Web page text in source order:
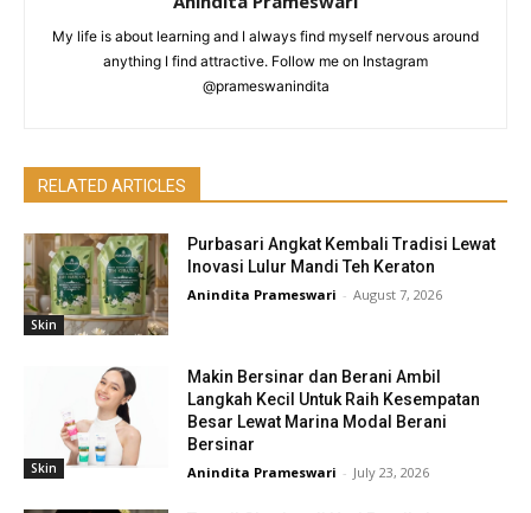
My life is about learning and I always find myself nervous around
anything I find attractive. Follow me on Instagram
@prameswanindita
RELATED ARTICLES
Skin
Purbasari Angkat Kembali Tradisi Lewat
Inovasi Lulur Mandi Teh Keraton
Anindita Prameswari - August 7, 2026
Skin
Makin Bersinar dan Berani Ambil
Langkah Kecil Untuk Raih Kesempatan
Besar Lewat Marina Modal Berani
Bersinar
Anindita Prameswari - July 23, 2026